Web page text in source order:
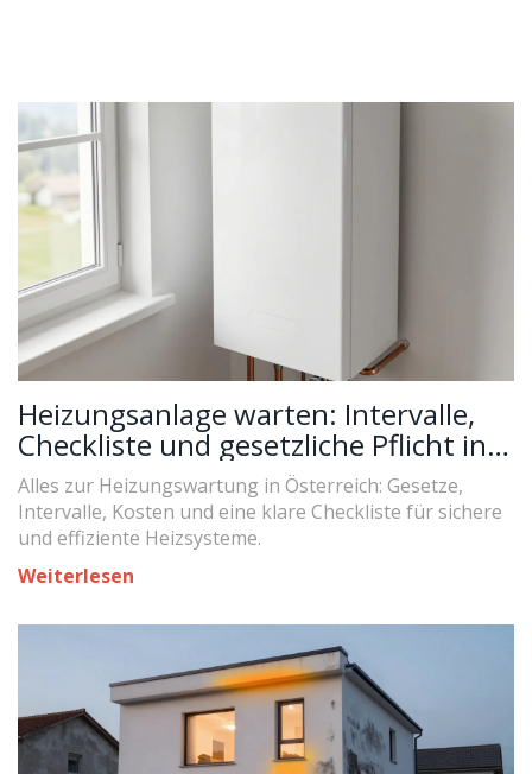
Heizungsanlage warten: Intervalle,
Checkliste und gesetzliche Pflicht in
Österreich
Alles zur Heizungswartung in Österreich: Gesetze,
Intervalle, Kosten und eine klare Checkliste für sichere
und effiziente Heizsysteme.
Weiterlesen